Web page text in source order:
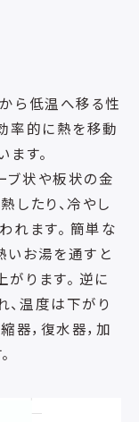
ら低温へ移る性
率的に熱を移動
す。
ブ状や板状の金
したり、冷やし
れます。 簡単な
いお湯を通すと
ります。 逆に
、温度は下がり
器，復水器，加